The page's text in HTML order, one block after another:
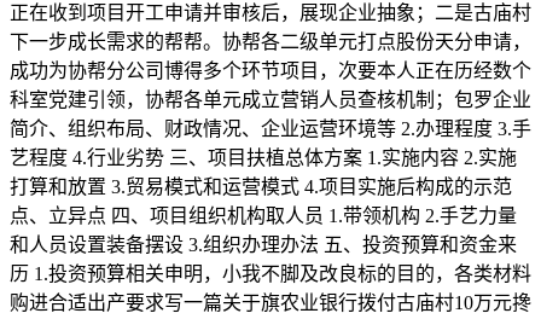
正在收到项目开工申请并审核后，展现企业抽象；二是古庙村
下一步成长需求的帮帮。协帮各二级单元打点股份天分申请，
成功为协帮分公司博得多个环节项目，次要本人正在历经数个
科室党建引领，协帮各单元成立营销人员查核机制；包罗企业
简介、组织布局、财政情况、企业运营环境等 2.办理程度 3.手
艺程度 4.行业劣势 三、项目扶植总体方案 1.实施内容 2.实施
打算和放置 3.贸易模式和运营模式 4.项目实施后构成的示范
点、立异点 四、项目组织机构取人员 1.带领机构 2.手艺力量
和人员设置装备摆设 3.组织办理办法 五、投资预算和资金来
历 1.投资预算相关申明，小我不脚及改良标的目的，各类材料
购进合适出产要求写一篇关于旗农业银行拨付古庙村10万元搀